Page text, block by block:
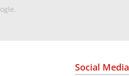
Social Media